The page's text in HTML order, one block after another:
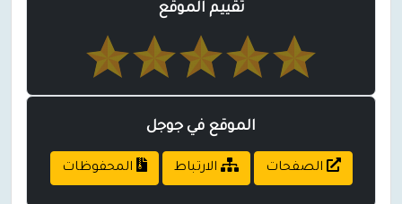
تقييم الموقع
الموقع في جوجل
الصفحات الارتباط المحفوظات